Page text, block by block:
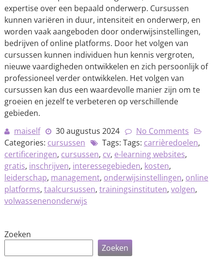
expertise over een bepaald onderwerp. Cursussen
kunnen variëren in duur, intensiteit en onderwerp, en
worden vaak aangeboden door onderwijsinstellingen,
bedrijven of online platforms. Door het volgen van
cursussen kunnen individuen hun kennis vergroten,
nieuwe vaardigheden ontwikkelen en zich persoonlijk of
professioneel verder ontwikkelen. Het volgen van
cursussen kan dus een waardevolle manier zijn om te
groeien en jezelf te verbeteren op verschillende
gebieden.
maiself
30 augustus 2024
No Comments
Categories: cursussen Tags: Tags: carrièredoelen,
certificeringen, cursussen, cv, e-learning websites,
gratis, inschrijven, interessegebieden, kosten,
leiderschap, management, onderwijsinstellingen, online
platforms, taalcursussen, trainingsinstituten, volgen,
volwassenenonderwijs
Zoeken
Zoeken